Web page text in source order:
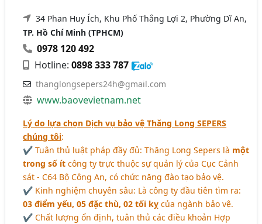
34 Phan Huy Ích, Khu Phố Thắng Lợi 2, Phường Dĩ An,
TP. Hồ Chí Minh (TPHCM)
0978 120 492
Hotline:0898 333 787
thanglongsepers24h@gmail.com
www.baovevietnam.net
Lý do lựa chọn Dịch vụ bảo vệ Thăng Long SEPERS
chúng tôi:
✔ Tuân thủ luật pháp đầy đủ: Thăng Long Sepers là một
trong số ít công ty trực thuộc sự quản lý của Cục Cảnh
sát - C64 Bộ Công An, có chức năng đào tạo bảo vệ.
✔ Kinh nghiệm chuyên sâu: Là công ty đầu tiên tìm ra:
03 điểm yếu, 05 đặc thù, 02 tối kỵ của ngành bảo vệ.
✔ Chất lượng ổn định, tuân thủ các điều khoản Hợp